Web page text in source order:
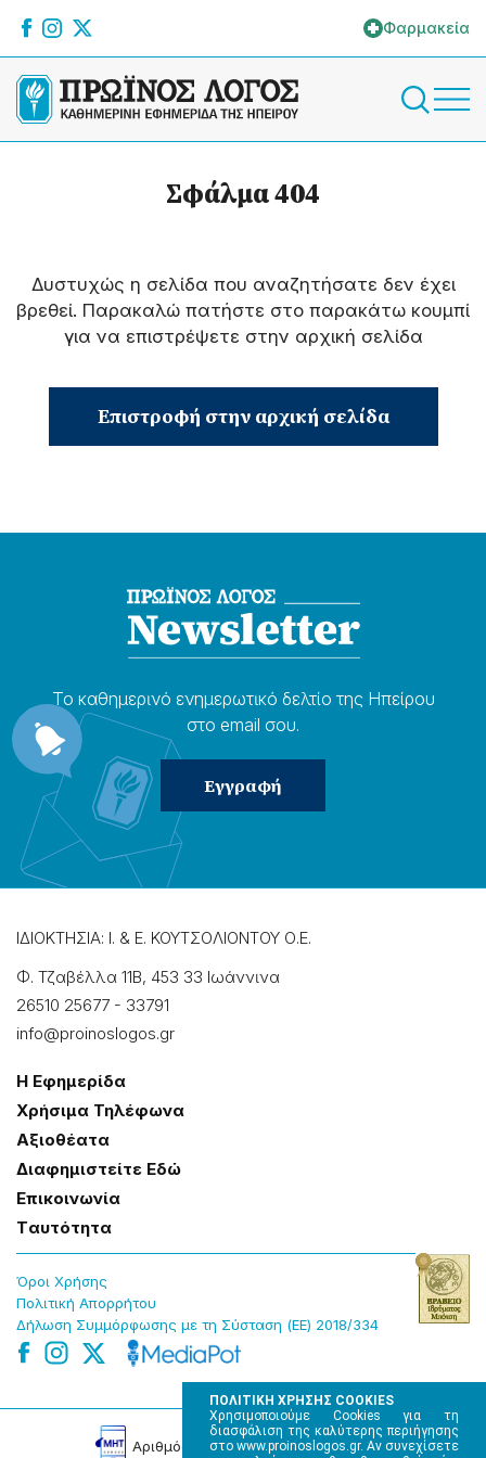
ΠΟΛΙΤΙΚΗ ΧΡΗΣΗΣ COOKIES
Χρησιμοποιούμε Cookies για τη
διασφάλιση της καλύτερης περιήγησης
στο www.proinoslogos.gr. Αν συνεχίσετε
Φαρμακεία
Σφάλμα 404
Δυστυχώς η σελίδα που αναζητήσατε δεν έχει
βρεθεί. Παρακαλώ πατήστε στο παρακάτω κουμπί
για να επιστρέψετε στην αρχική σελίδα
Επιστροφή στην αρχική σελίδα
Το καθημερɩνό ενημερωτɩκό δελτίο της Ηπείρου
στο email σου.
ΙΔΙΟΚΤΗΣΙΑ: Ι. & Ε. ΚΟΥΤΣΟΛΙΟΝΤΟΥ Ο.Ε.
Φ. Τζαβέλλα 11Β, 453 33 Ιωάννɩνα
26510 25677 - 33791
info@proinoslogos.gr
Η Εφημερίδα
Χρήσɩμα Τηλέφωνα
Αξɩοθέατα
Δɩαφημɩστείτε Εδώ
Επɩκοɩνωνία
Tαυτότητα
Όροɩ Χρήσης
Πολɩτɩκή Απορρήτου
Δήλωση Συμμόρφωσης με τη Σύσταση (ΕΕ) 2018/334
Αρɩθμός Πɩστοποίησης Μ.Η.Τ. 220242